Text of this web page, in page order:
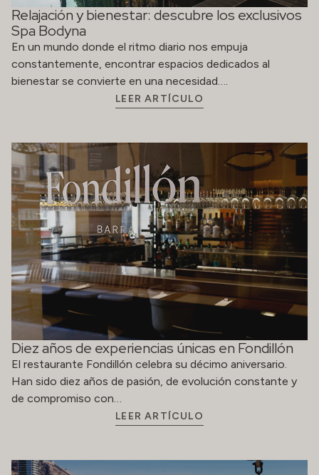
Relajación y bienestar: descubre los exclusivos
Spa Bodyna
En un mundo donde el ritmo diario nos empuja
constantemente, encontrar espacios dedicados al
bienestar se convierte en una necesidad….
LEER ARTÍCULO
Diez años de experiencias únicas en Fondillón
El restaurante Fondillón celebra su décimo aniversario.
Han sido diez años de pasión, de evolución constante y
de compromiso con…
LEER ARTÍCULO